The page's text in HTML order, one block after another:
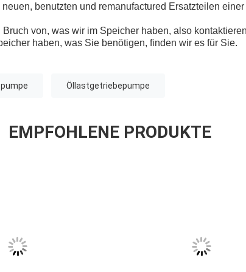
benutzten und remanufactured Ersatzteilen
von, was wir im Speicher haben, also
haben, was Sie benötigen, finden wir es für Sie.
Öllastgetriebepumpe
EMPFOHLENE PRODUKTE